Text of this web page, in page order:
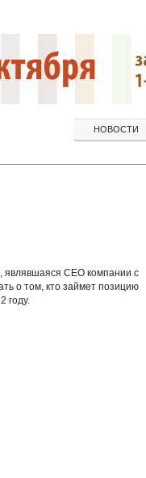
НОВОСТИ
являвшаяся CEO компании с
о том, кто займет позицию
году.